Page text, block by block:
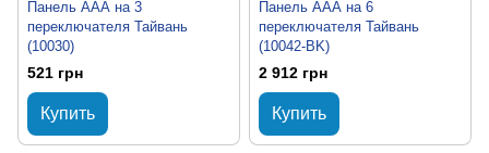
Панель ААА на 3
переключателя Тайвань
(10030)
521 грн
Купить
Панель ААА на 6
переключателя Тайвань
(10042-BK)
2 912 грн
Купить